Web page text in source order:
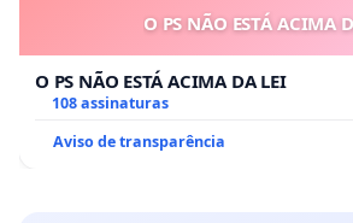
O PS NÃO ESTÁ ACIMA
O PS NÃO ESTÁ ACIMA DA LEI
108 assinaturas
Aviso de transparência